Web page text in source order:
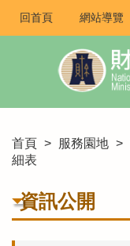
回首頁 網站導覽
首頁 > 服務園地 >
細表
資訊公開